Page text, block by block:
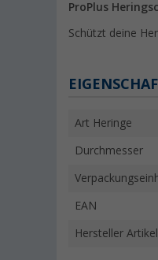
ProPlus
Schützt deine
Art Heringe
Durchmesser
EAN
Hersteller